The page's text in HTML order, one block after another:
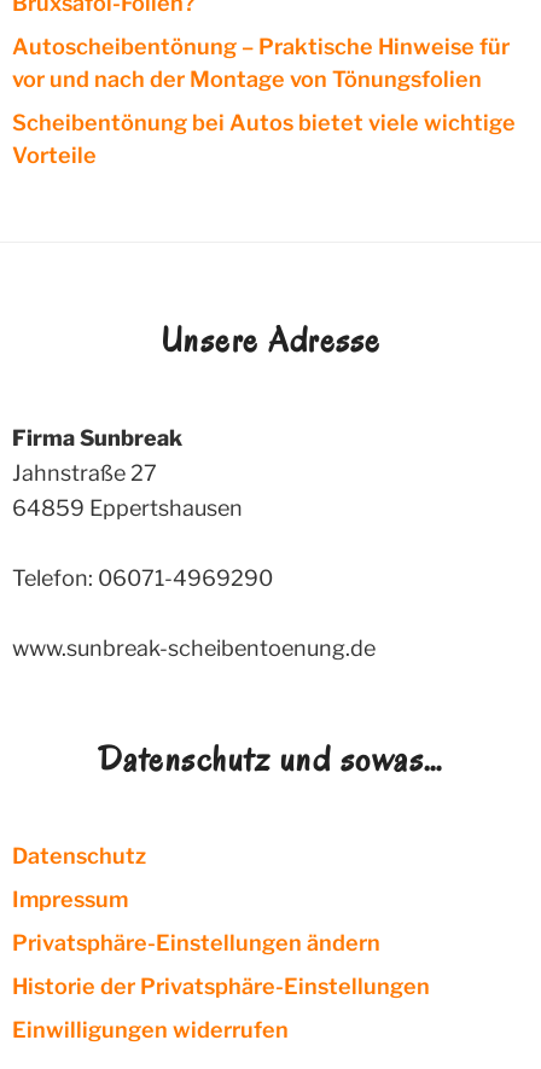
Autoscheibentönung – Praktische Hinweise für
vor und nach der Montage von Tönungsfolien
Scheibentönung bei Autos bietet viele wichtige
Vorteile
Unsere Adresse
Firma Sunbreak
Jahnstraße 27
64859 Eppertshausen
Telefon: 06071-4969290
www.sunbreak-scheibentoenung.de
Datenschutz und sowas…
Datenschutz
Impressum
Privatsphäre-Einstellungen ändern
Historie der Privatsphäre-Einstellungen
Einwilligungen widerrufen